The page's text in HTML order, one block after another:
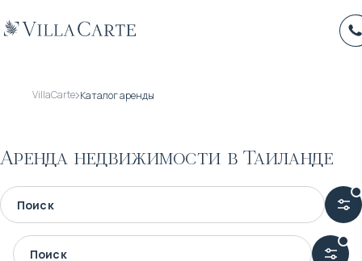
VillaCarte Каталог аренды
Аренда недвижимости в Таиланде